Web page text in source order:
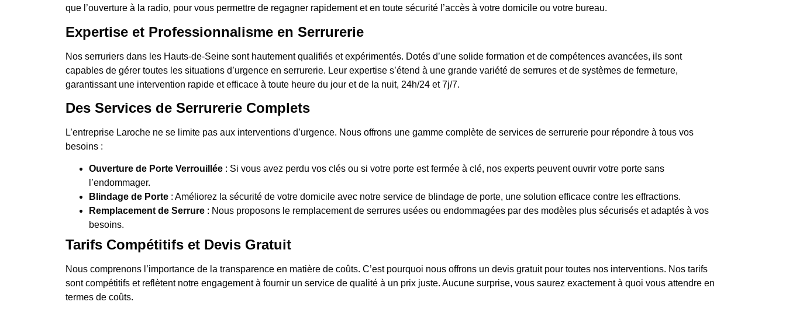
que l’ouverture à la radio, pour vous permettre de regagner rapidement et en toute sécurité l’accès à votre domicile ou votre bureau.
Expertise et Professionnalisme en Serrurerie
Nos serruriers dans les Hauts-de-Seine sont hautement qualifiés et expérimentés. Dotés d’une solide formation et de compétences avancées, ils sont
capables de gérer toutes les situations d’urgence en serrurerie. Leur expertise s’étend à une grande variété de serrures et de systèmes de fermeture,
garantissant une intervention rapide et efficace à toute heure du jour et de la nuit, 24h/24 et 7j/7.
Des Services de Serrurerie Complets
L’entreprise Laroche ne se limite pas aux interventions d’urgence. Nous offrons une gamme complète de services de serrurerie pour répondre à tous vos
besoins :
Ouverture de Porte Verrouillée : Si vous avez perdu vos clés ou si votre porte est fermée à clé, nos experts peuvent ouvrir votre porte sans
l’endommager.
Blindage de Porte : Améliorez la sécurité de votre domicile avec notre service de blindage de porte, une solution efficace contre les effractions.
Remplacement de Serrure : Nous proposons le remplacement de serrures usées ou endommagées par des modèles plus sécurisés et adaptés à vos
besoins.
Tarifs Compétitifs et Devis Gratuit
Nous comprenons l’importance de la transparence en matière de coûts. C’est pourquoi nous offrons un devis gratuit pour toutes nos interventions. Nos tarifs
sont compétitifs et reflètent notre engagement à fournir un service de qualité à un prix juste. Aucune surprise, vous saurez exactement à quoi vous attendre en
termes de coûts.